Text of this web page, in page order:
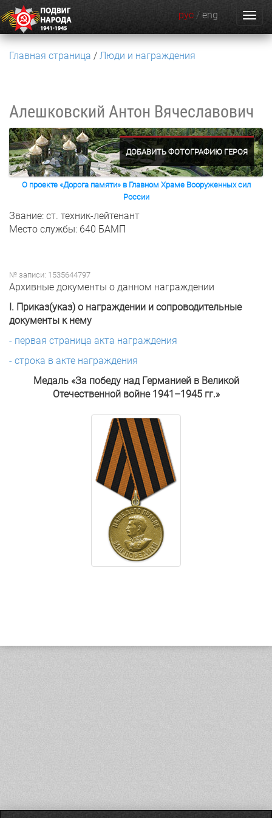
рус / eng
Главная страница Люди и награждения
Алешковский Антон Вячеславович
ДОБАВИТЬ ФОТОГРАФИЮ ГЕРОЯ
О проекте «Дорога памяти» в Главном Храме Вооруженных сил
России
Звание: ст. техник-лейтенант
Место службы: 640 БАМП
№ записи: 1535644797
Архивные документы о данном награждении
I. Приказ(указ) о награждении и сопроводительные
документы к нему
- первая страница акта награждения
- строка в акте награждения
Медаль «За победу над Германией в Великой
Отечественной войне 1941–1945 гг.»